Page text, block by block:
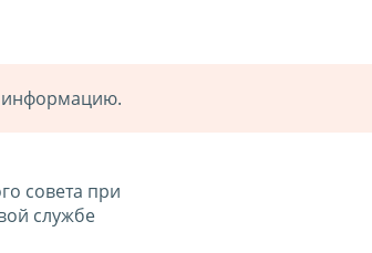
информацию.
совета при
службе